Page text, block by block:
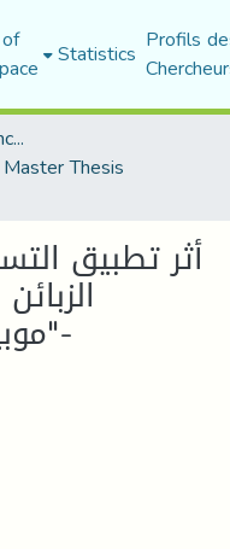
Statistics Profils
Faculty of Economic Sciences, Commerce and Management Sciences
Master Thesis
أثر تطبيق
موبيليس "وكالات سطيف"-